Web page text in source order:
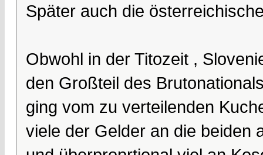
Später auch die
Obwohl in der Titozeit ,
den Großteil des
ging vom zu verteilenden
viele der Gelder an die beiden